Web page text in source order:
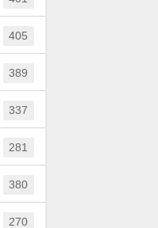
405
389
337
281
380
270